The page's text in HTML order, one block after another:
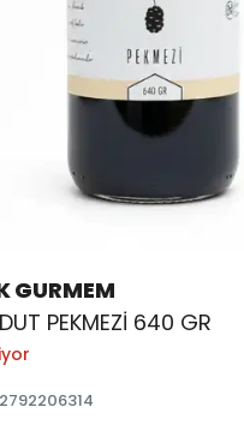
GURMEM
PEKMEZİ 640 GR